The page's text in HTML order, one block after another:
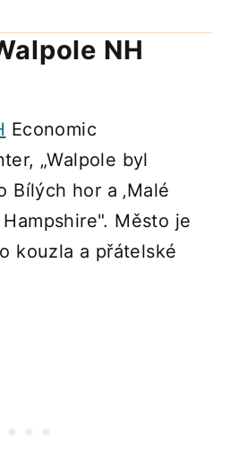
NH
Economic
„Walpole byl
Bílých hor a ‚Malé
Město je
kouzla a přátelské